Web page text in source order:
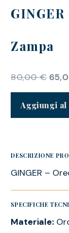
Zampa
80,00€
Aggiungi
DESCRIZIONE
GINGER –
SPECIFICHE
Materiale: